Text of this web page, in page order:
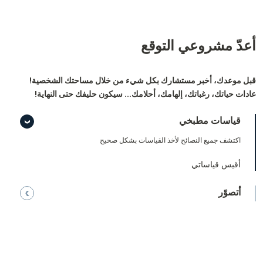
أعدّ مشروعي التوقع
قبل موعدك، أخبر مستشارك بكل شيء من خلال مساحتك الشخصية!
عادات حياتك، رغباتك، إلهامك، أحلامك... سيكون حليفك حتى النهاية!
قياسات مطبخي
اكتشف جميع النصائح لأخذ القياسات بشكل صحيح
أقيس قياساتي
أتصوّر